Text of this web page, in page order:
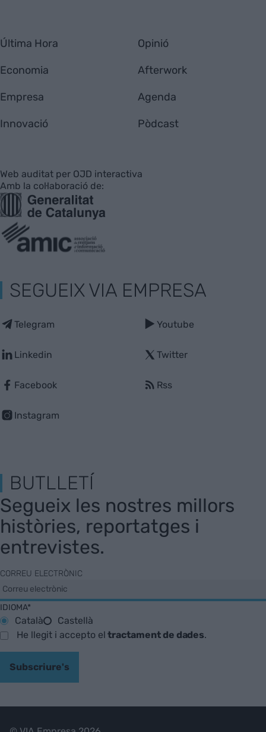
Última Hora
Economia
Empresa
Innovació
Opinió
Afterwork
Agenda
Pòdcast
Web auditat per OJD interactiva
Amb la col·laboració de:
SEGUEIX VIA EMPRESA
Telegram
Linkedin
Facebook
Instagram
Youtube
Twitter
Rss
BUTLLETÍ
Segueix les nostres millors
històries, reportatges i
entrevistes.
CORREU ELECTRÒNIC
IDIOMA*
Català
Castellà
He llegit i accepto eltractament de dades.
Subscriure's